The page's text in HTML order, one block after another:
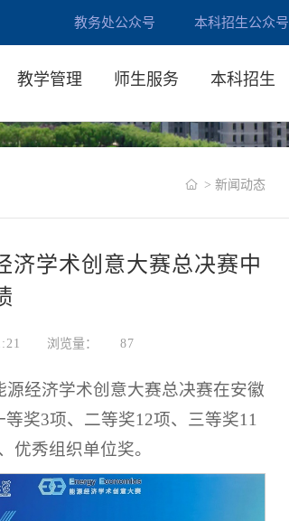
教务处公众号 本科招生公众号
教学管理 师生服务 本科招生
> 新闻动态
济学术创意大赛总决赛中
浏览量： 87
经济学术创意大赛总决赛在安徽
奖3项、二等奖12项、三等奖11
优秀组织单位奖。